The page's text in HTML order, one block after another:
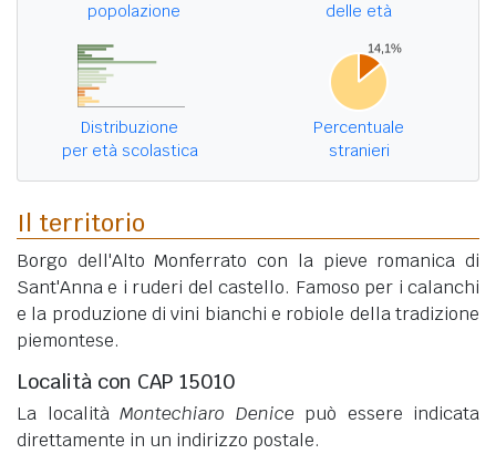
popolazione
delle età
Distribuzione
per età scolastica
Percentuale
stranieri
Il territorio
Borgo dell'Alto Monferrato con la pieve romanica di
Sant'Anna e i ruderi del castello. Famoso per i calanchi
e la produzione di vini bianchi e robiole della tradizione
piemontese.
Località con CAP 15010
La località Montechiaro Denice può essere indicata
direttamente in un indirizzo postale.